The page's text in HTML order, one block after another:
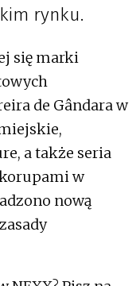
rynku.
się marki
de Gândara w
a także seria
w
nową